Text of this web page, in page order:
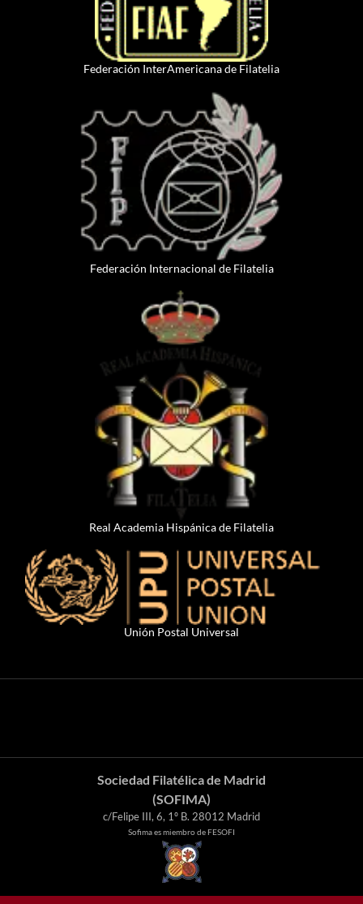
Federación InterAmericana de Filatelia
Federación Internacional de Filatelia
Real Academia Hispánica de Filatelia
Unión Postal Universal
Sociedad Filatélica de Madrid
(SOFIMA)
c/Felipe III, 6, 1º B. 28012 Madrid
Sofima es miembro de FESOFI